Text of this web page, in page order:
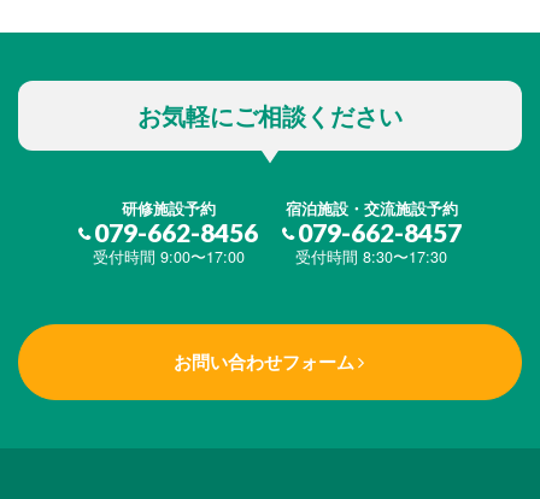
お気軽にご相談ください
研修施設予約
079-662-8456
受付時間 9:00〜17:00
宿泊施設・交流施設予約
079-662-8457
受付時間 8:30〜17:30
お問い合わせフォーム